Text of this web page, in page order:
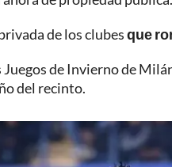
de los clubesque
de Invierno de
del recinto.